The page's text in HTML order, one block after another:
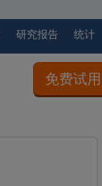
研究报告 统计
免费试用